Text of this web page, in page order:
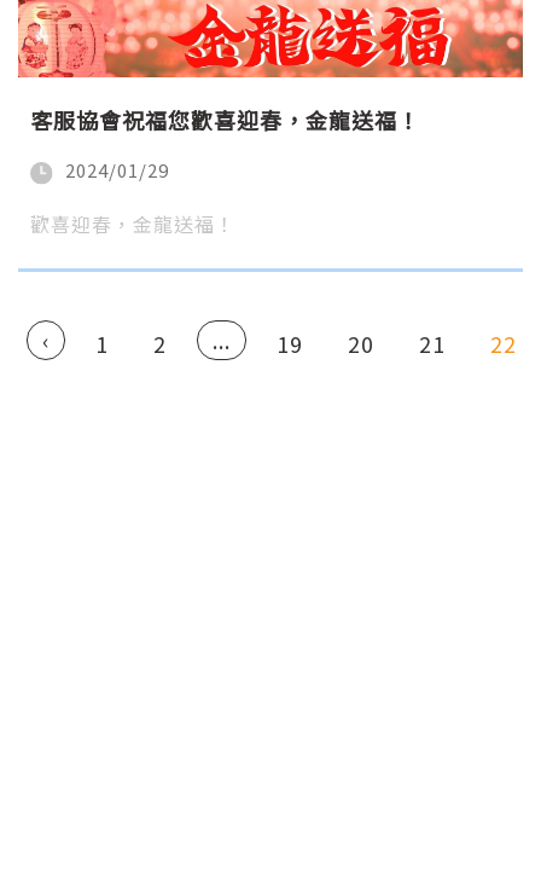
客服協會祝福您歡喜迎春，金龍送福！
2024/01/29
歡喜迎春，金龍送福！
‹ 1 2 ... 19 20 21 22